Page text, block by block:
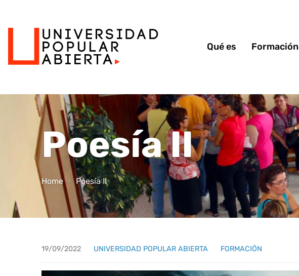
Qué es Formación
Poesía II
Home Poesía II
19/09/2022 UNIVERSIDAD POPULAR ABIERTA FORMACIÓN